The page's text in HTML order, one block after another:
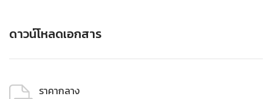
ดาวน์โหลดเอกสาร
ราคากลาง